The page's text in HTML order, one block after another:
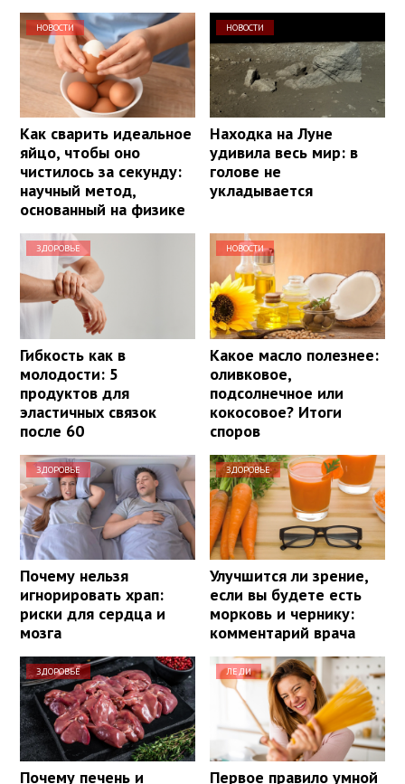
НОВОСТИ
Как сварить идеальное
яйцо, чтобы оно
чистилось за секунду:
научный метод,
основанный на физике
НОВОСТИ
Находка на Луне
удивила весь мир: в
голове не
укладывается
ЗДОРОВЬЕ
Гибкость как в
молодости: 5
продуктов для
эластичных связок
после 60
НОВОСТИ
Какое масло полезнее:
оливковое,
подсолнечное или
кокосовое? Итоги
споров
ЗДОРОВЬЕ
Почему нельзя
игнорировать храп:
риски для сердца и
мозга
ЗДОРОВЬЕ
Улучшится ли зрение,
если вы будете есть
морковь и чернику:
комментарий врача
ЗДОРОВЬЕ
Почему печень и
ЛЕДИ
Первое правило умной